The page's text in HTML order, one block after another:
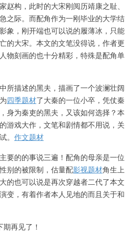
构，此时的大宋刚阅历靖康之耻、
之际。而配角作为一刚毕业的大学结
象，刚开端也可以说的履薄冰，只能
的大宋。本文的文笔没得说，作者更
物刻画的也十分精彩，特殊是配角单
所描述的黑夫，描画了一个波澜壮阔
四季题材了大秦的一位小卒，凭仗秦
身为秦吏的黑夫，又该如何选择？本
游戏大作，文笔和剧情都不用说，关
。 作文题材
要的的事说三遍！配角的母亲是一位
别的被限制，估量配影视题材角生上
的也可以说是再次穿越者二代了本文
变，有着作者本人见地的而且关于和
再见了！